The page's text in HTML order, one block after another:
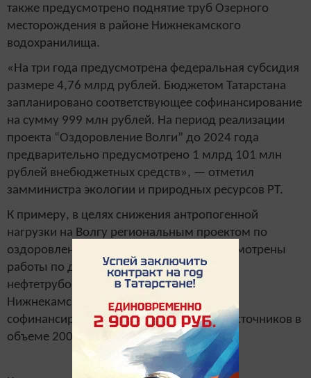
также предусмотрено поднятие труб Озерного
месторождения в районе Нижнекамского
водохранилища.
«На три года предусмотрена федеральная субсидия
размере 4,76 млрд рублей. Бюджетом Татарстана
запланировано соответствующее софинансирование
на сумму 999 млн рублей. На период реализации
проекта “Оздоровление Волги” до 2024 года
предварительно предусмотрено 1 млрд 101 млн
рублей внебюджетных средств», — отметил
замминистра экологии и природных ресурсов РТ.
К примеру, в целях снижения антропогенной
нагрузки на Волгу региональным проектом по
оздоровлению Волги в 2020 году предусмотрены
работы по демонтажу бездействующих
нефтетрубопроводов, расположенных в
Нижнекамском водохранилище, с
софинансированием из внебюджетных источников в
объеме 200 млн рублей от АО «РИТЭК».